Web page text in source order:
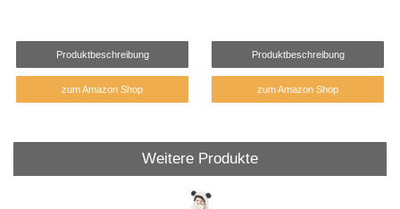
Produktbeschreibung
zum Amazon Shop
Produktbeschreibung
zum Amazon Shop
Weitere Produkte